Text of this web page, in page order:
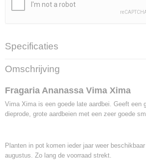
Specificaties
Netto gewicht
0,25 Kg
Bruto gewicht
0,25 Kg
Omschrijving
Fragaria Ananassa Vima Xima
Vima Xima is een goede late aardbei. Geeft een
dieprode, grote aardbeien met een zeer goede
Planten in pot komen ieder jaar weer
augustus. Zo lang de voorraad strekt.